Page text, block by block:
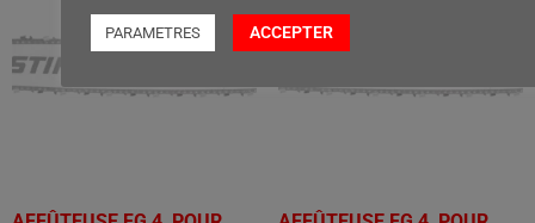
PARAMETRES ACCEPTER